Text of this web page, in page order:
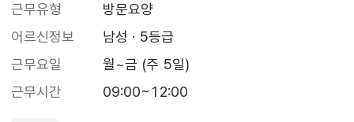
근무유형
방문요양
어르신정보
남성 · 5등급
근무요일
월~금 (주 5일)
근무시간
09:00~12:00